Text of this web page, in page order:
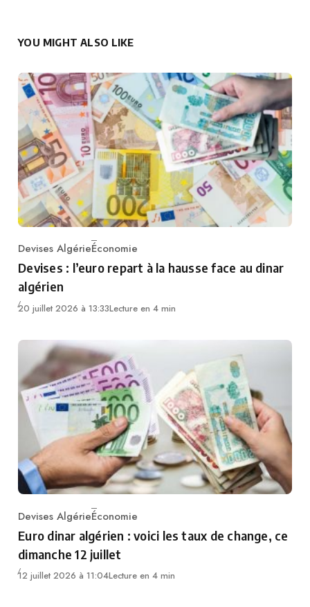
YOU MIGHT ALSO LIKE
Category
Devises AlgérieÉconomie
Devises : l’euro repart à la hausse face au dinar
algérien
20 juillet 2026 à 13:33Lecture en 4 min
Category
Devises AlgérieÉconomie
Euro dinar algérien : voici les taux de change, ce
dimanche 12 juillet
12 juillet 2026 à 11:04Lecture en 4 min